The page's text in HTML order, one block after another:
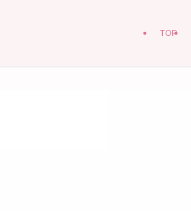
TOP